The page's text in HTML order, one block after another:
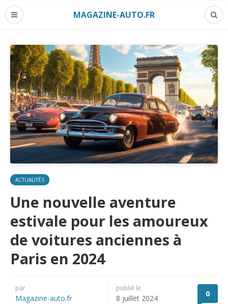
MAGAZINE-AUTO.FR
ACTUALITÉS
Une nouvelle aventure
estivale pour les amoureux
de voitures anciennes à
Paris en 2024
par
Magazine-auto.fr
publié le
8 juillet 2024 0